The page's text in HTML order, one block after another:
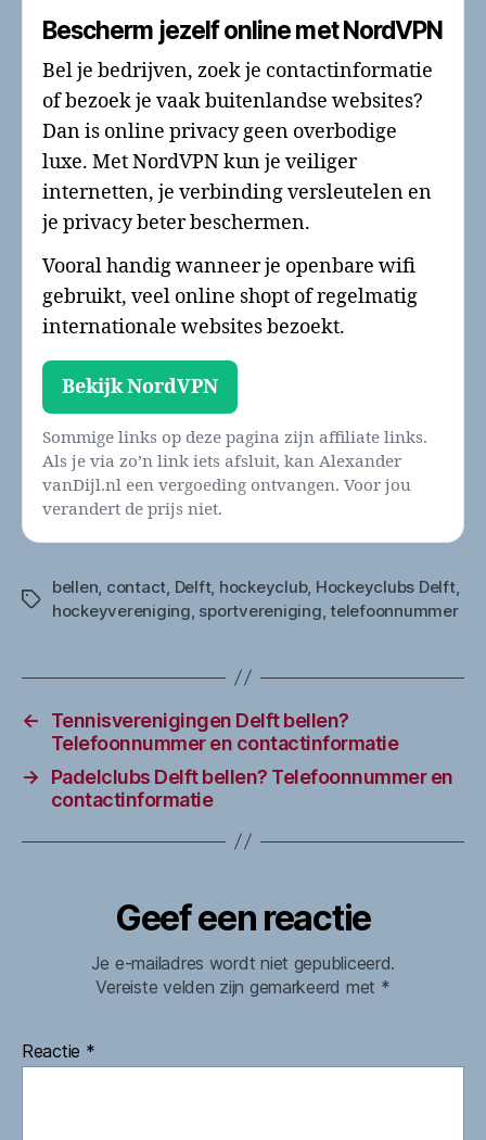
Bescherm jezelf online met NordVPN
Bel je bedrijven, zoek je contactinformatie
of bezoek je vaak buitenlandse websites?
Dan is online privacy geen overbodige
luxe. Met NordVPN kun je veiliger
internetten, je verbinding versleutelen en
je privacy beter beschermen.
Vooral handig wanneer je openbare wifi
gebruikt, veel online shopt of regelmatig
internationale websites bezoekt.
Bekijk NordVPN
Sommige links op deze pagina zijn affiliate links.
Als je via zo’n link iets afsluit, kan Alexander
vanDijl.nl een vergoeding ontvangen. Voor jou
verandert de prijs niet.
Tags
bellen contact Delft, hockeyclub, Hockeyclubs Delft,
hockeyvereniging sportvereniging ,telefoonnummer
←
Tennisverenigingen Delft bellen?
Telefoonnummer en contactinformatie
→
Padelclubs Delft bellen? Telefoonnummer en
contactinformatie
Geef een reactie
Je e-mailadres wordt niet gepubliceerd.
Vereiste velden zijn gemarkeerd met *
Reactie *